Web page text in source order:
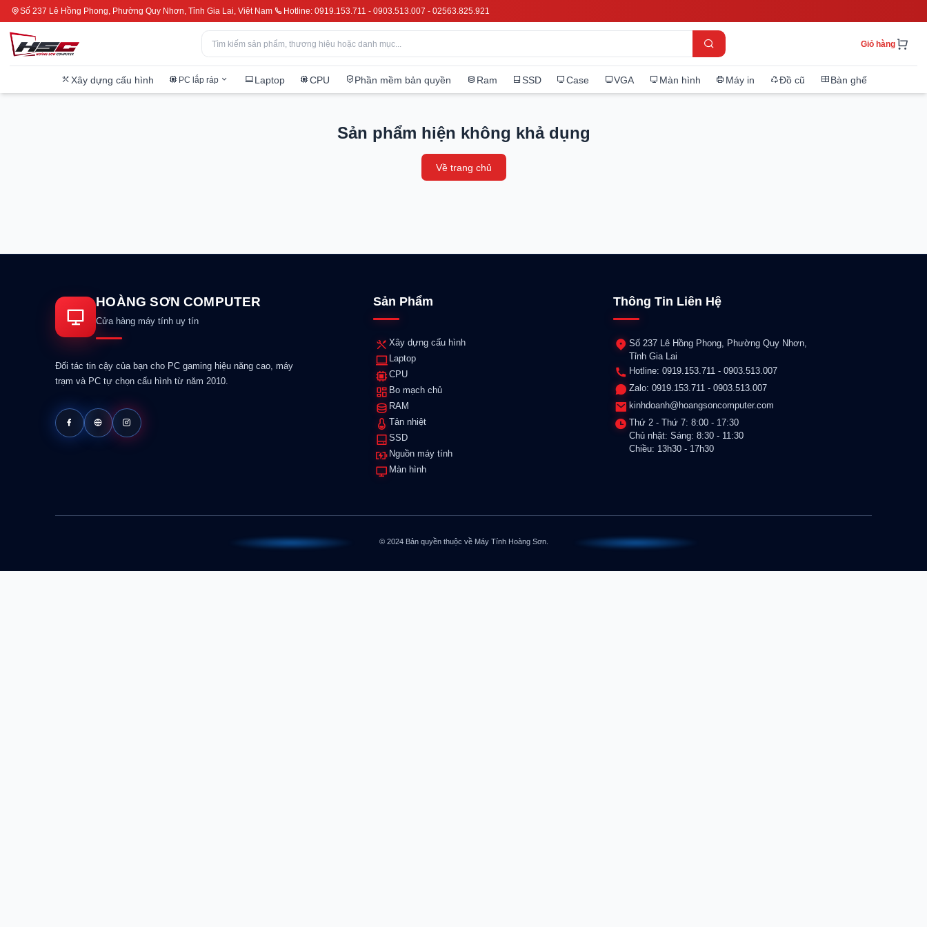
Số 237 Lê Hồng Phong, Phường Quy Nhơn, Tỉnh Gia Lai, Việt Nam Hotline: 0919.153.711 - 0903.513.007 - 02563.825.921
Giỏ hàng
Xây dựng cấu hình PC lắp ráp Laptop CPU Phần mềm bản quyền Ram SSD Case VGA Màn hình Máy in Đồ cũ Bàn ghế
Sản phẩm hiện không khả dụng
Về trang chủ
HOÀNG SƠN COMPUTER
Cửa hàng máy tính uy tín
Đối tác tin cậy của bạn cho PC gaming hiệu năng cao, máy
trạm và PC tự chọn cấu hình từ năm 2010.
Sản Phẩm
Xây dựng cấu hình
Laptop
CPU
Bo mạch chủ
RAM
Tản nhiệt
SSD
Nguồn máy tính
Màn hình
Thông Tin Liên Hệ
Số 237 Lê Hồng Phong, Phường Quy Nhơn,
Tỉnh Gia Lai
Hotline: 0919.153.711 - 0903.513.007
Zalo: 0919.153.711 - 0903.513.007
kinhdoanh@hoangsoncomputer.com
Thứ 2 - Thứ 7: 8:00 - 17:30
Chủ nhật: Sáng: 8:30 - 11:30
Chiều: 13h30 - 17h30
© 2024 Bản quyền thuộc về Máy Tính Hoàng Sơn.